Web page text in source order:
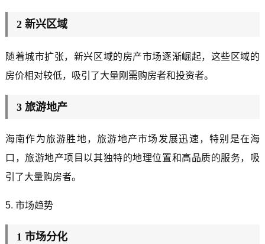
2 新兴区域
随着城市扩张，新兴区域的房产市场逐渐崛起，这些区域的
房价相对较低，吸引了大量刚需购房者和投资者。
3 旅游地产
海南作为旅游胜地，旅游地产市场发展迅速，特别是在海
口，旅游地产项目以其独特的地理位置和高品质的服务，吸
引了大量购房者。
5. 市场趋势
1 市场分化